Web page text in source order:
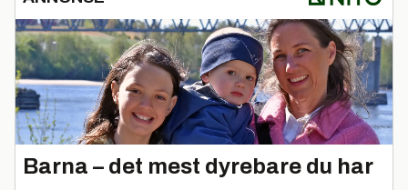
Barna – det mest dyrebare du har